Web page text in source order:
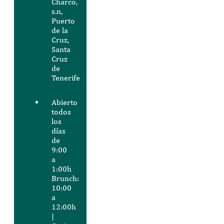
s.n,
Puerto
de la
Cruz,
Santa
Cruz
de
Tenerife
Abierto
todos
los
días
de
9:00
a
1:00h
Brunch:
10:00
a
12:00h
|